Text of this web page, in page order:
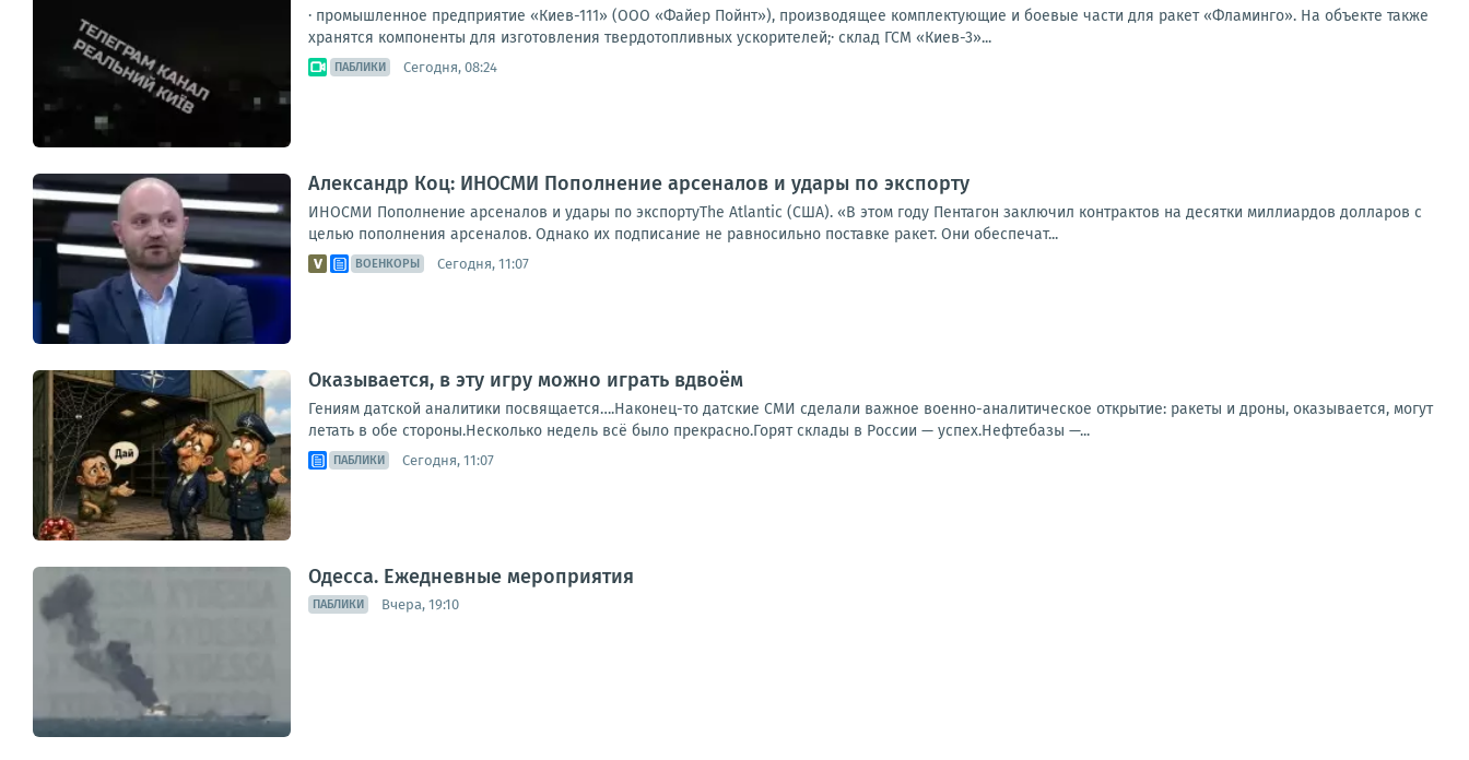
· промышленное предприятие «Киев-111» (ООО «Файер Пойнт»), производящее комплектующие и боевые части для ракет «Фламинго». На объекте также
хранятся компоненты для изготовления твердотопливных ускорителей;· склад ГСМ «Киев-3»...
ПАБЛИКИ Сегодня, 08:24
Александр Коц: ИНОСМИ Пополнение арсеналов и удары по экспорту
ИНОСМИ Пополнение арсеналов и удары по экспортуThe Atlantic (США). «В этом году Пентагон заключил контрактов на десятки миллиардов долларов с
целью пополнения арсеналов. Однако их подписание не равносильно поставке ракет. Они обеспечат...
ВОЕНКОРЫ Сегодня, 11:07
Оказывается, в эту игру можно играть вдвоём
Гениям датской аналитики посвящается….Наконец-то датские СМИ сделали важное военно-аналитическое открытие: ракеты и дроны, оказывается, могут
летать в обе стороны.Несколько недель всё было прекрасно.Горят склады в России — успех.Нефтебазы —...
ПАБЛИКИ Сегодня, 11:07
Одесса. Ежедневные мероприятия
ПАБЛИКИ Вчера, 19:10